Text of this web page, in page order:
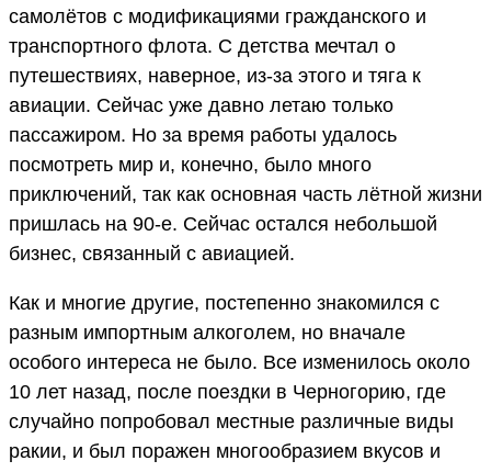
самолётов с модификациями гражданского и
транспортного флота. С детства мечтал о
путешествиях, наверное, из-за этого и тяга к
авиации. Сейчас уже давно летаю только
пассажиром. Но за время работы удалось
посмотреть мир и, конечно, было много
приключений, так как основная часть лётной жизни
пришлась на 90-е. Сейчас остался небольшой
бизнес, связанный с авиацией.
Как и многие другие, постепенно знакомился с
разным импортным алкоголем, но вначале
особого интереса не было. Все изменилось около
10 лет назад, после поездки в Черногорию, где
случайно попробовал местные различные виды
ракии, и был поражен многообразием вкусов и